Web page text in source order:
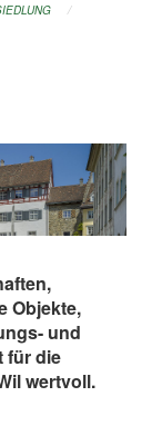
Objekte,
und
für die
wertvoll.